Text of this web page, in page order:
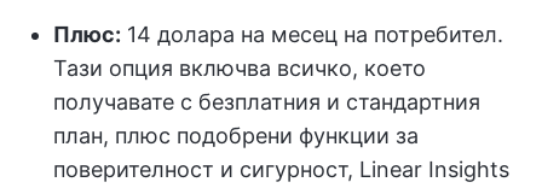
Плюс: 14 долара на месец на потребител.
Тази опция включва всичко, което
получавате с безплатния и стандартния
план, плюс подобрени функции за
поверителност и сигурност, Linear Insights